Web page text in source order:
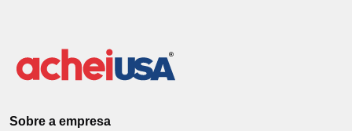
Sobre a empresa